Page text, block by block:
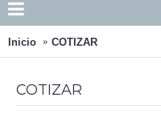
Inicio COTIZAR
COTIZAR